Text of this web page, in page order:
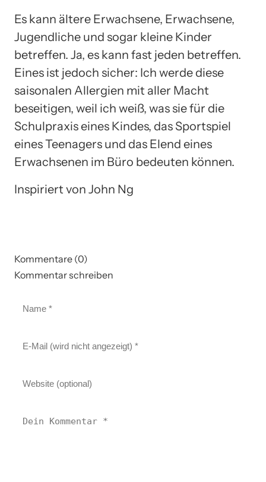
Es kann ältere Erwachsene, Erwachsene,
Jugendliche und sogar kleine Kinder
betreffen. Ja, es kann fast jeden betreffen.
Eines ist jedoch sicher: Ich werde diese
saisonalen Allergien mit aller Macht
beseitigen, weil ich weiß, was sie für die
Schulpraxis eines Kindes, das Sportspiel
eines Teenagers und das Elend eines
Erwachsenen im Büro bedeuten können.
Inspiriert von John Ng
Kommentare (0)
Kommentar schreiben